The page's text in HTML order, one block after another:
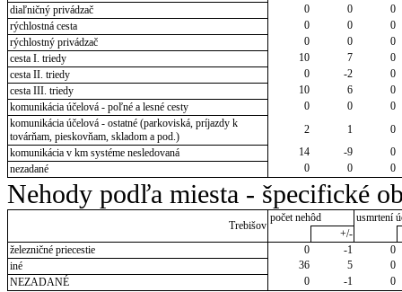
diaľničný privádzač
0 0
0
rýchlostná cesta
0 0
0
rýchlostný privádzač
0 0
0
cesta I. triedy
10 7
0
cesta II. triedy
0 -2
0
cesta III. triedy
10 6
0
komunikácia účelová - poľné a lesné cesty
0 0
0
komunikácia účelová - ostatné (parkoviská, príjazdy k
továrňam, pieskovňam, skladom a pod.)
2 1
0
komunikácia v km systéme nesledovaná
14 -9
0
nezadané
0 0 0
Nehody podľa miesta - špecifické
Trebišov
počet nehôd
usmrtení
+/-
železničné priecestie
0 -1
0
iné
36 5
0
NEZADANÉ
0 -1 0